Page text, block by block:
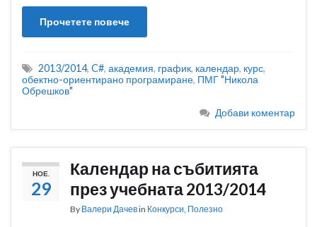
Прочетете повече
2013/2014, C#, академия, график, календар, курс,
обектно-ориентирано програмиране, ПМГ "Никола
Обрешков"
Добави коментар
НОЕ.
29
Календар на събитията
през учебната 2013/2014
By Валери Дачевin Конкурси, Полезно